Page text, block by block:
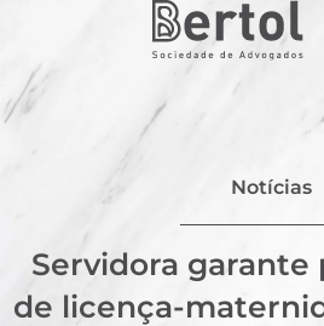
Notícias
Servidora garante
de licença-